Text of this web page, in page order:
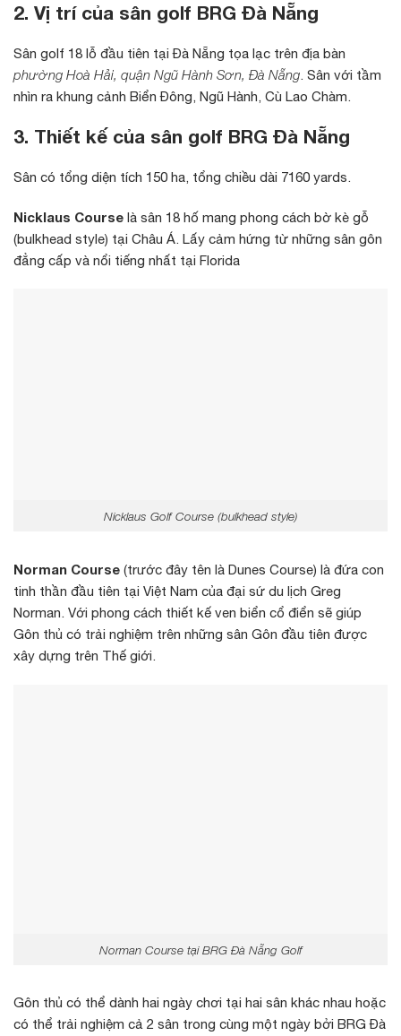
2. Vị trí của sân golf BRG Đà Nẵng
Sân golf 18 lỗ đầu tiên tại Đà Nẵng tọa lạc trên địa bàn
phường Hoà Hải, quận Ngũ Hành Sơn, Đà Nẵng. Sân với tầm
nhìn ra khung cảnh Biển Đông, Ngũ Hành, Cù Lao Chàm.
3. Thiết kế của sân golf BRG Đà Nẵng
Sân có tổng diện tích 150 ha, tổng chiều dài 7160 yards.
Nicklaus Course là sân 18 hố mang phong cách bờ kè gỗ
(bulkhead style) tại Châu Á. Lấy cảm hứng từ những sân gôn
đẳng cấp và nổi tiếng nhất tại Florida
Nicklaus Golf Course (bulkhead style)
Norman Course (trước đây tên là Dunes Course) là đứa con
tinh thần đầu tiên tại Việt Nam của đại sứ du lịch Greg
Norman. Với phong cách thiết kế ven biển cổ điển sẽ giúp
Gôn thủ có trải nghiệm trên những sân Gôn đầu tiên được
xây dựng trên Thế giới.
Norman Course tại BRG Đà Nẵng Golf
Gôn thủ có thể dành hai ngày chơi tại hai sân khác nhau hoặc
có thể trải nghiệm cả 2 sân trong cùng một ngày bởi BRG Đà